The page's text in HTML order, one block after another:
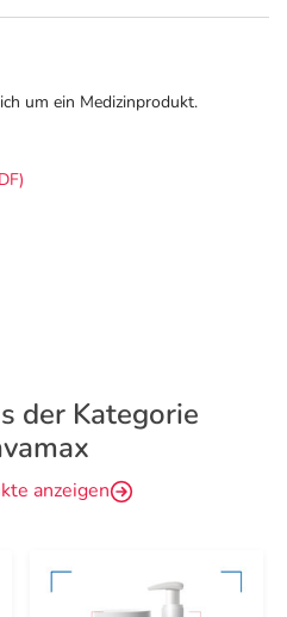
um ein Medizinprodukt.
der Kategorie
anzeigen